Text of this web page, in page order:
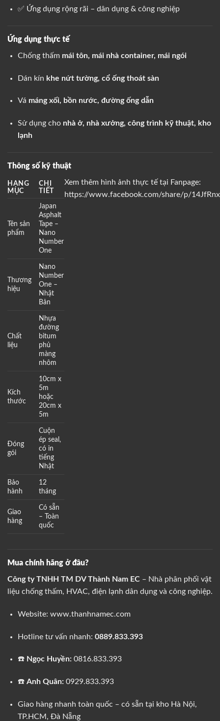
✅ Ứng dụng rộng rãi – dân dụng & công nghiệp
Ứng dụng thực tế
Chống thấm mái tôn, mái nhà container, mái ngói
Dán kín khe nứt tường, cổ ống thoát sàn
Vá máng xối, bồn nước, đường ống dẫn
Sử dụng cho nhà ở, nhà xưởng, công trình kỹ thuật, kho
lạnh
Thông số kỹ thuật
HẠNG
MỤC
CHI
TIẾT
Tên sản
phẩm
Japan
Asphalt
Tape –
Nano
Number
One
Thương
hiệu
Nano
Number
One –
Nhật
Bản
Chất
liệu
Nhựa
đường
bitum
phủ
màng
nhôm
Kích
thước
10cm x
5m
hoặc
20cm x
5m
Đóng
gói
Cuộn
ép seal,
có in
tiếng
Nhật
Bảo
hành
12
tháng
Giao
hàng
Có sẵn
– Toàn
quốc
Xem thêm hình ảnh thực tế tại Fanpage:
https://www.facebook.com/share/p/
Mua chính hãng ở đâu?
Công ty TNHH TM DV Thành Nam EC – Nhà phân phối vật
liệu chống thấm, HVAC, điện lạnh dân dụng và công nghiệp.
Website: www.thanhnamec.com
Hotline tư vấn nhanh: 0889.833.393
☎️ Ngọc Huyền:0816.833.393
☎️ Anh Quân:0929.833.393
Giao hàng nhanh toàn quốc – có sẵn tại kho Hà Nội,
TP.HCM, Đà Nẵng